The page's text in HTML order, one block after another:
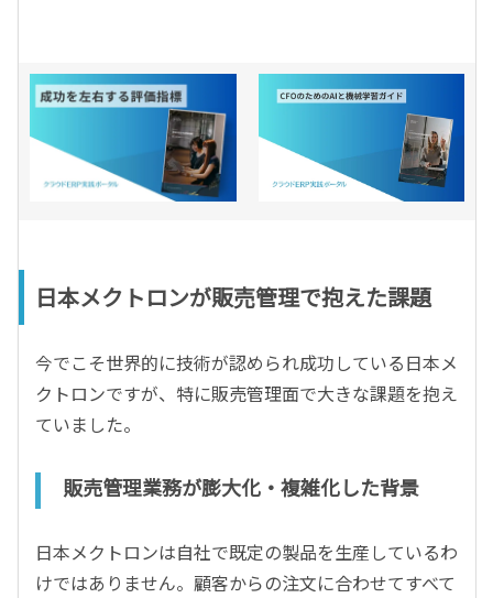
日本メクトロンが販売管理で抱えた課題
今でこそ世界的に技術が認められ成功している日本メ
クトロンですが、特に販売管理面で大きな課題を抱え
ていました。
販売管理業務が膨大化・複雑化した背景
日本メクトロンは自社で既定の製品を生産しているわ
けではありません。顧客からの注文に合わせてすべて